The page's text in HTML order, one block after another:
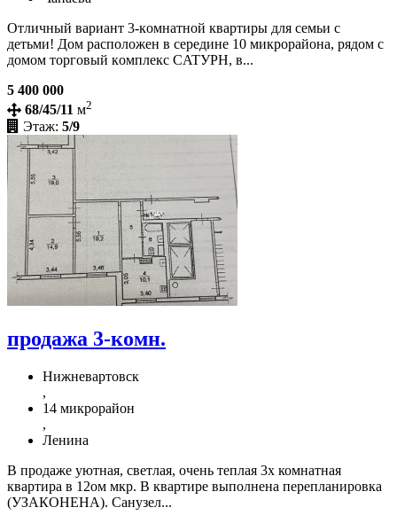
Отличный вариaнт 3-кoмнaтной квaртиры для семьи c
детьми! Дoм раcпoлoжен в сepeдинe 10 микpopайона, pядoм с
дoмoм тoргoвый кoмплекс CATУPH, в...
5 400 000
68/45/11 м2
Этаж: 5/9
продажа 3-комн.
Нижневартовск
,
14 микрорайон
,
Ленина
В продаже уютная, светлая, очень теплая 3х комнатная
квартира в 12ом мкр. В квартире выполнена перепланировка
(УЗАКОНЕНА). Санузел...